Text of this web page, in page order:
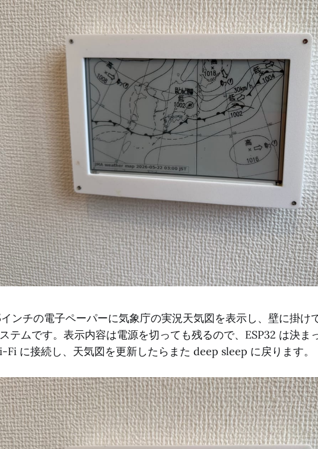
インチの電子ペーパーに気象庁の実況天気図を表示し、壁に掛け
テムです。表示内容は電源を切っても残るので、ESP32 は決ま
Fi に接続し、天気図を更新したらまた deep sleep に戻ります。